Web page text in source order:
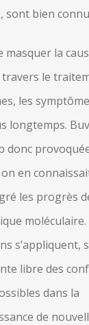
sont bien
masquer la
travers le
les
longtemps.
donc
en
les progrès
s’appliquent,
libre des
dans la
de